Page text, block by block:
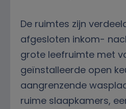
De ruimtes zijn
afgesloten inkom-
grote leefruimte met
geïnstalleerde open
aangrenzende
ruime slaapkamers,